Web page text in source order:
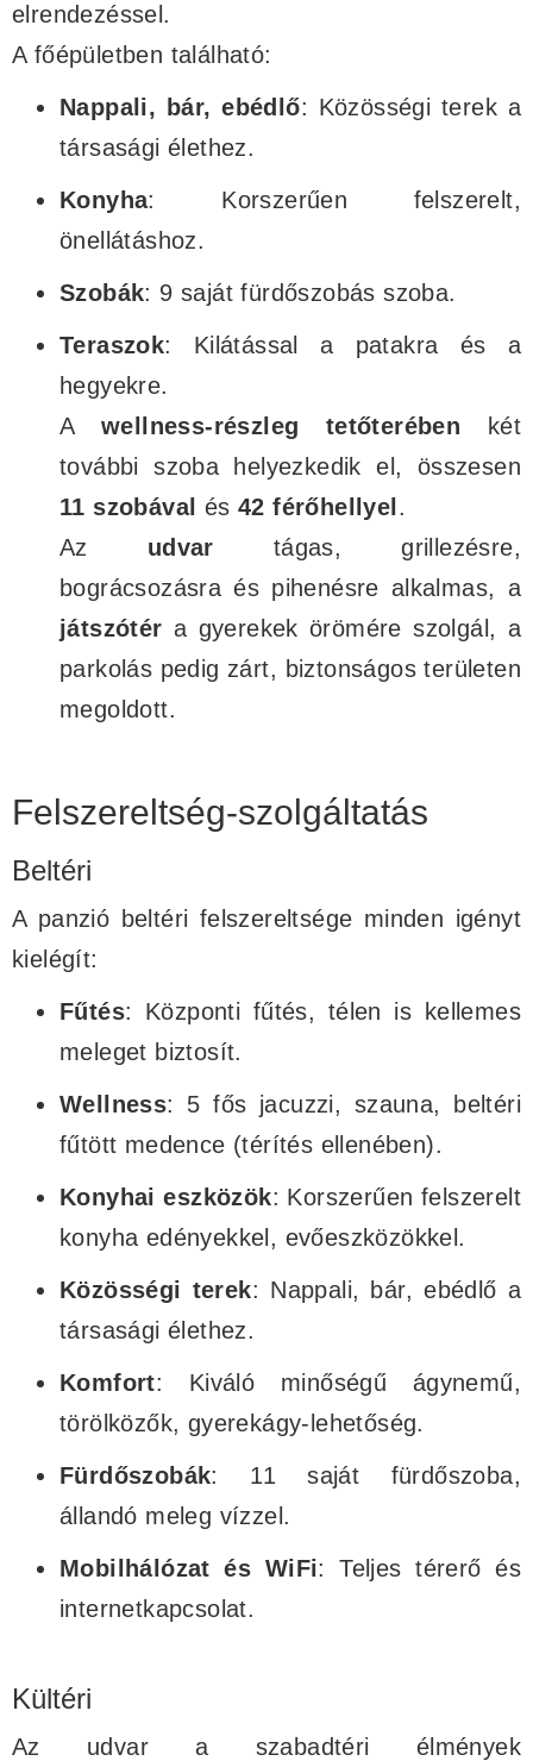
elrendezéssel.
A főépületben található:
Nappali, bár, ebédlő: Közösségi terek a
társasági élethez.
Konyha: Korszerűen felszerelt,
önellátáshoz.
Szobák: 9 saját fürdőszobás szoba.
Teraszok: Kilátással a patakra és a
hegyekre.
A wellness-részleg tetőterében két
további szoba helyezkedik el, összesen
11 szobával és42 férőhellyel .
Az udvar tágas, grillezésre,
bográcsozásra és pihenésre alkalmas, a
játszótér a gyerekek örömére szolgál, a
parkolás pedig zárt, biztonságos területen
megoldott.
Felszereltség-szolgáltatás
Beltéri
A panzió beltéri felszereltsége minden igényt
kielégít:
Fűtés: Központi fűtés, télen is kellemes
meleget biztosít.
Wellness: 5 fős jacuzzi, szauna, beltéri
fűtött medence (térítés ellenében).
Konyhai eszközök: Korszerűen felszerelt
konyha edényekkel, evőeszközökkel.
Közösségi terek: Nappali, bár, ebédlő a
társasági élethez.
Komfort: Kiváló minőségű ágynemű,
törölközők, gyerekágy-lehetőség.
Fürdőszobák: 11 saját fürdőszoba,
állandó meleg vízzel.
Mobilhálózat és WiFi: Teljes térerő és
internetkapcsolat.
Kültéri
Az udvar a szabadtéri élmények